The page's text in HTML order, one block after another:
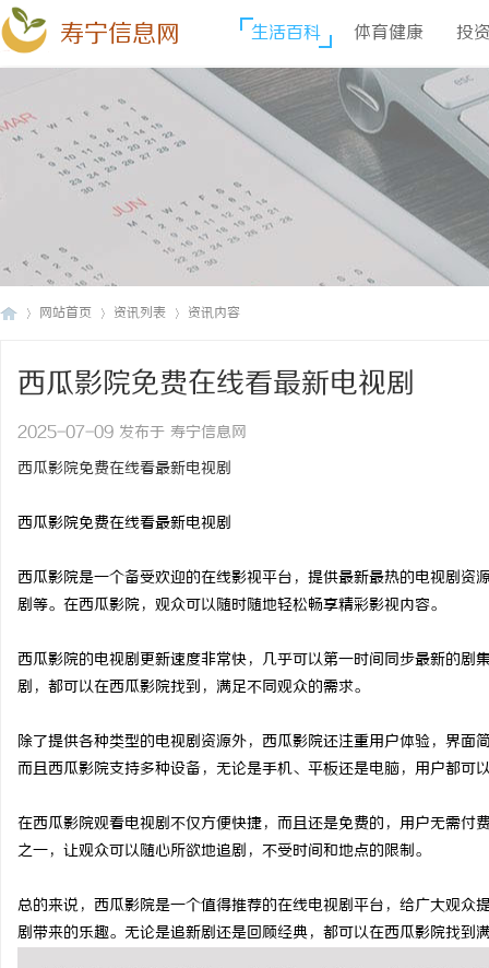
寿宁信息网 生活百科 体育健康 投
网站首页 资讯列表 资讯内容
西瓜影院免费在线看最新电视剧
2025-07-09 发布于 寿宁信息网
西瓜影院免费在线看最新电视剧
西瓜影院免费在线看最新电视剧
西瓜影院是一个备受欢迎的在线影视平台，提供最新最热的电视剧
剧等。在西瓜影院，观众可以随时随地轻松畅享精彩影视内容。
西瓜影院的电视剧更新速度非常快，几乎可以第一时间同步最新的
剧，都可以在西瓜影院找到，满足不同观众的需求。
除了提供各种类型的电视剧资源外，西瓜影院还注重用户体验，界
而且西瓜影院支持多种设备，无论是手机、平板还是电脑，用户都可
在西瓜影院观看电视剧不仅方便快捷，而且还是免费的，用户无需
之一，让观众可以随心所欲地追剧，不受时间和地点的限制。
总的来说，西瓜影院是一个值得推荐的在线电视剧平台，给广大观
剧带来的乐趣。无论是追新剧还是回顾经典，都可以在西瓜影院找到